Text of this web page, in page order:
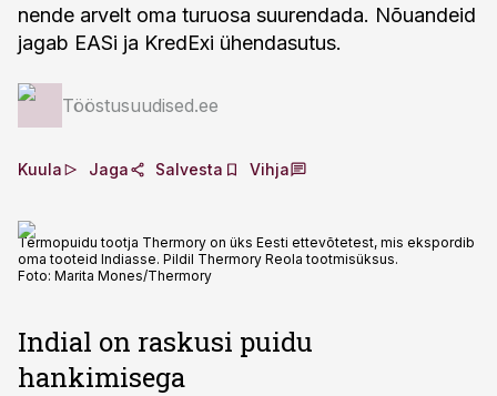
nende arvelt oma turuosa suurendada. Nõuandeid
jagab EASi ja KredExi ühendasutus.
Tööstusuudised.ee
Kuula Jaga Salvesta Vihja
Termopuidu tootja Thermory on üks Eesti ettevõtetest, mis ekspordib
oma tooteid Indiasse. Pildil Thermory Reola tootmisüksus.
Foto: Marita Mones/Thermory
Indial on raskusi puidu
hankimisega